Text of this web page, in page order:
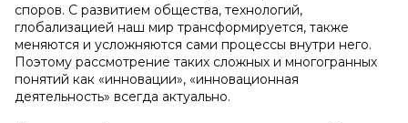
споров. С развитием общества, технологий,
глобализацией наш мир трансформируется, также
меняются и усложняются сами процессы внутри него.
Поэтому рассмотрение таких сложных и многогранных
понятий как «инновации», «инновационная
деятельность» всегда актуально.